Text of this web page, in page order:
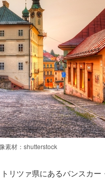
素材：shutterstock
リツァ県にあるバンスカ